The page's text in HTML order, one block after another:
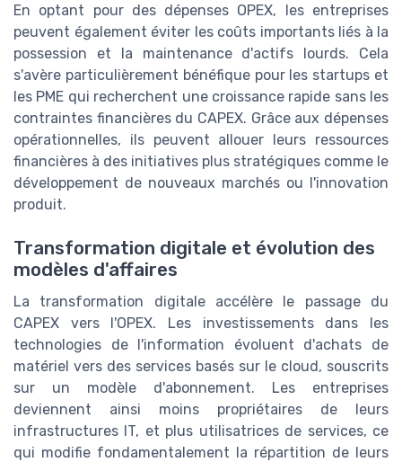
En optant pour des dépenses OPEX, les entreprises
peuvent également éviter les coûts importants liés à la
possession et la maintenance d'actifs lourds. Cela
s'avère particulièrement bénéfique pour les startups et
les PME qui recherchent une croissance rapide sans les
contraintes financières du CAPEX. Grâce aux dépenses
opérationnelles, ils peuvent allouer leurs ressources
financières à des initiatives plus stratégiques comme le
développement de nouveaux marchés ou l'innovation
produit.
Transformation digitale et évolution des
modèles d'affaires
La transformation digitale accélère le passage du
CAPEX vers l'OPEX. Les investissements dans les
technologies de l'information évoluent d'achats de
matériel vers des services basés sur le cloud, souscrits
sur un modèle d'abonnement. Les entreprises
deviennent ainsi moins propriétaires de leurs
infrastructures IT, et plus utilisatrices de services, ce
qui modifie fondamentalement la répartition de leurs